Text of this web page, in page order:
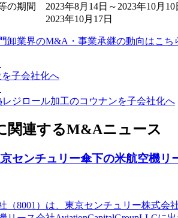
の期間 2023年8月14日～2023年10月10
2023年10月17日
卸業界のM&A・事業承継の動向はこち
子会社化へ
ジロール加工のコウナンを子会社化へ
関連するM&Aニュース
センチュリー傘下の米航空機
（8001）は、東京センチュリー株式会